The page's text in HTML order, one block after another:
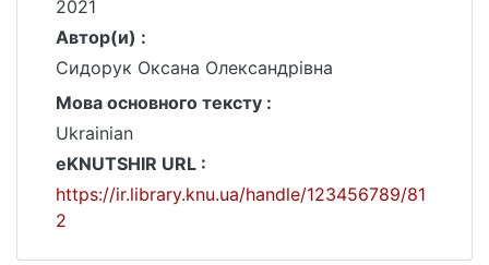
2021
Автор(и) :
Сидорук Оксана Олександрівна
Мова основного тексту :
Ukrainian
eKNUTSHIR URL :
https://ir.library.knu.ua/handle/123456789/81
2